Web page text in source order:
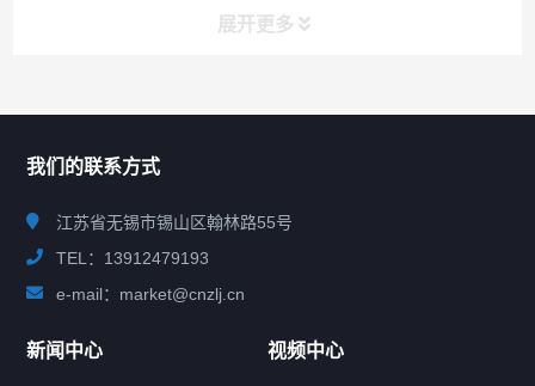
展开更多
我们的联系方式
江苏省无锡市锡山区翰林路55号
TEL：13912479193
e-mail：market@cnzlj.cn
新闻中心 视频中心